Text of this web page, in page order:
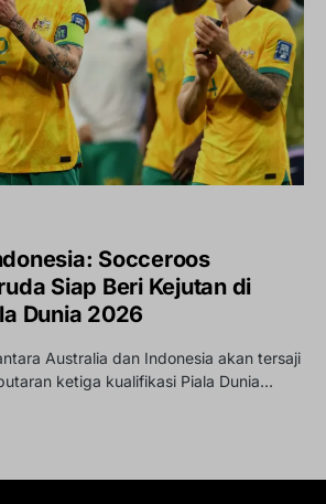
Socceroos
Siap Beri Kejutan di
Dunia 2026
Australia dan Indonesia akan tersaji
ketiga kualifikasi Piala Dunia…